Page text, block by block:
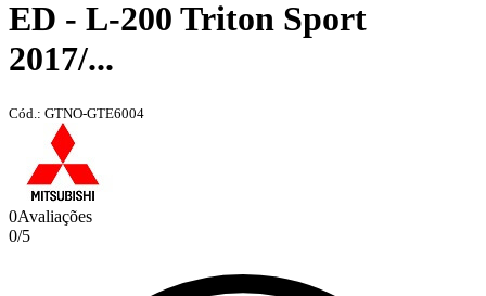
ED - L-200 Triton Sport
2017/...
Cód.: GTNO-GTE6004
0Avaliações
0/5